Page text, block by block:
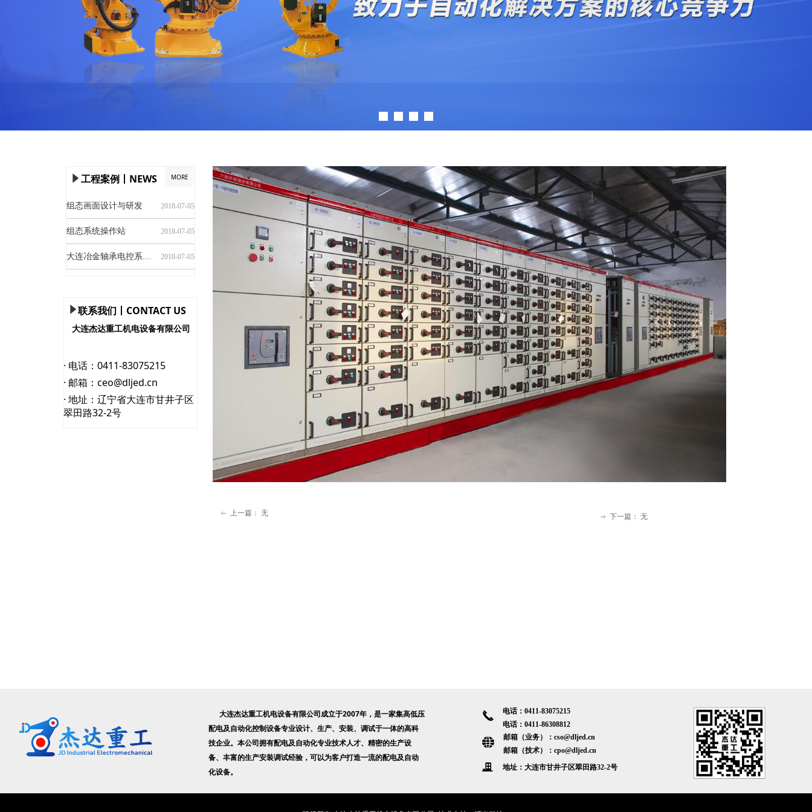
ꂃ 上一篇： 无 ꁹ 下一篇： 无
념 工程案例丨NEWS
MORE
DCS电源供电系统
PLC成套控制系统
康帕斯管路一级代理商
排烟自动控制系统
2018-07-05
组态系统操作站
2018-07-05
大连冶金轴承电控系统设计及安装
2018-07-05
钢厂轧辊拆装机设计及制造
념联系我们丨CONTACT US
· 电话：0411-83075215
· 邮箱：ceo@dljed.cn
· 地址： 辽宁省大连市甘井子区
翠田路32-2号
大连杰达重工机电设备有限公司
大连杰达重工机电设备有限公司成立于2007年，是一家集高低压
配电及自动化控制设备专业设计、生产、安装、调试于一体的高科
技企业。本公司拥有配电及自动化专业技术人才、精密的生产设
备、丰富的生产安装调试经验，可以为客户打造一流的配电及自动
化设备。
地址：大连市甘井子区翠田路32-2号
邮箱（业务）：cso@dljed.cn
邮箱（技术）：cpo@dljed.cn
뀁
电话：0411-83075215
电话：0411-86308812
끅
끉